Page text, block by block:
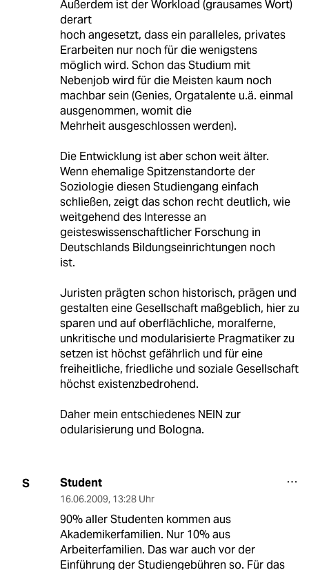
Außerdem ist der Workload (grausames Wort)
derart
hoch angesetzt, dass ein paralleles, privates
Erarbeiten nur noch für die wenigstens
möglich wird. Schon das Studium mit
Nebenjob wird für die Meisten kaum noch
machbar sein (Genies, Orgatalente u.ä. einmal
ausgenommen, womit die
Mehrheit ausgeschlossen werden).
Die Entwicklung ist aber schon weit älter.
Wenn ehemalige Spitzenstandorte der
Soziologie diesen Studiengang einfach
schließen, zeigt das schon recht deutlich, wie
weitgehend des Interesse an
geisteswissenschaftlicher Forschung in
Deutschlands Bildungseinrichtungen noch
ist.
Juristen prägten schon historisch, prägen und
gestalten eine Gesellschaft maßgeblich, hier zu
sparen und auf oberflächliche, moralferne,
unkritische und modularisierte Pragmatiker zu
setzen ist höchst gefährlich und für eine
freiheitliche, friedliche und soziale Gesellschaft
höchst existenzbedrohend.
Daher mein entschiedenes NEIN zur
odularisierung und Bologna.
S Student
16.06.2009, 13:28 Uhr
90% aller Studenten kommen aus
Akademikerfamilien. Nur 10% aus
Arbeiterfamilien. Das war auch vor der
Einführung der Studiengebühren so. Für das